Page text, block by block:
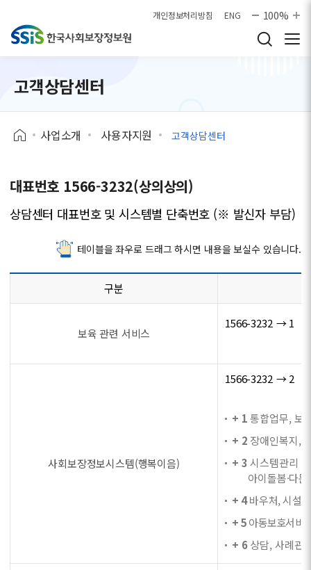
개인정보처리방침 ENG 100%
고객상담센터
사업소개 사용자지원 고객상담센터
대표번호 1566-3232(상의상의)
상담센터 대표번호 및 시스템별 단축번호 (※ 발신자 부담)
테이블을 좌우로 드래그 하시면 내용을 보실수 있습니다.
구분
보육 관련 서비스
1566-3232 → 1
사회보장정보시스템(행복이음)
1566-3232 → 2
+ 1통합업무, 보
+ 2 장애인복지,
+ 3시스템관리
아이돌봄·다문
+ 4바우처, 시설
+ 5아동보호서비
+ 6상담, 사례관